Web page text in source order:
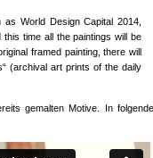
as World Design Capital 2014,
this time all the paintings will be
framed painting, there will
(archival art prints of the daily
gemalten Motive. In